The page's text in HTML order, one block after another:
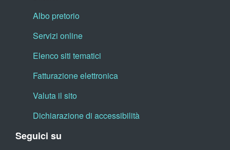
Albo pretorio
Servizi online
Elenco siti tematici
Fatturazione elettronica
Valuta il sito
Dichiarazione di accessibilità
Seguici su